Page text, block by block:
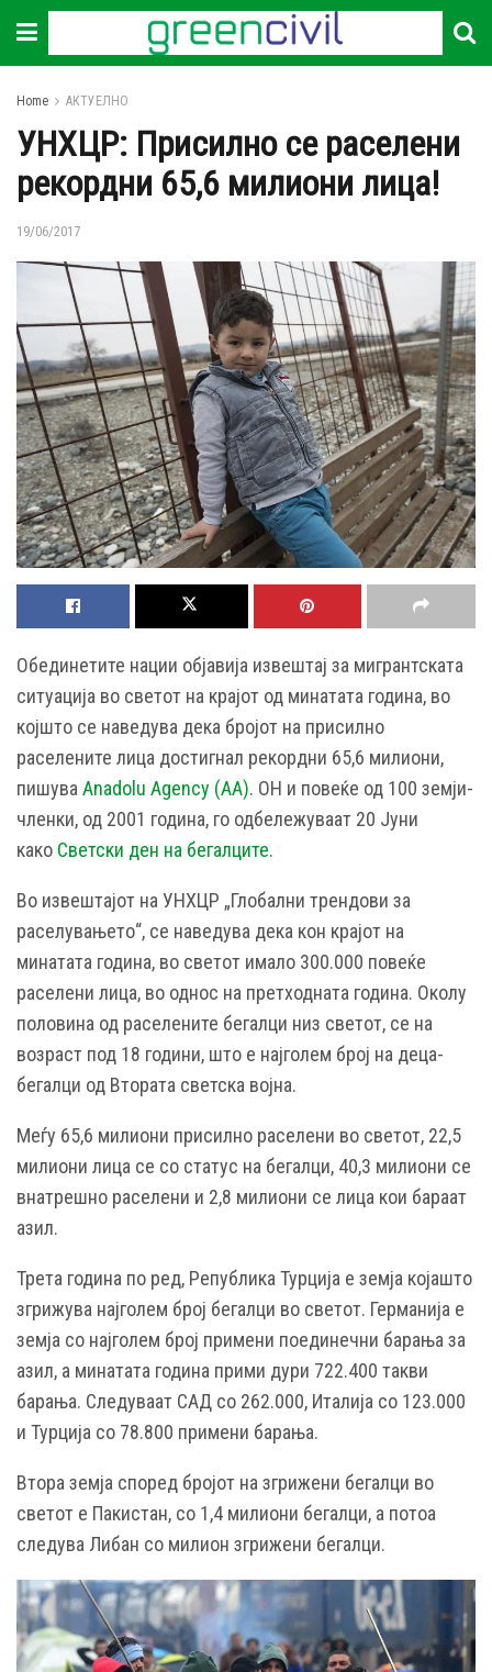
Home АКТУЕЛНО
УНХЦР: Присилно се раселени
рекордни 65,6 милиони лица!
19/06/2017
Обединетите нации објавија извештај за мигрантската
ситуација во светот на крајот од минатата година, во
којшто се наведува дека бројот на присилно
раселените лица достигнал рекордни 65,6 милиони,
пишува Anadolu Agency (AA). ОН и повеќе од 100 земји-
членки, од 2001 година, го одбележуваат 20 Јуни
како Светски ден на бегалците.
Во извештајот на УНХЦР „Глобални трендови за
раселувањето“, се наведува дека кон крајот на
минатата година, во светот имало 300.000 повеќе
раселени лица, во однос на претходната година. Околу
половина од раселените бегалци низ светот, се на
возраст под 18 години, што е најголем број на деца-
бегалци од Втората светска војна.
Меѓу 65,6 милиони присилно раселени во светот, 22,5
милиони лица се со статус на бегалци, 40,3 милиони се
внатрешно раселени и 2,8 милиони се лица кои бараат
азил.
Трета година по ред, Република Турција е земја којашто
згрижува најголем број бегалци во светот. Германија е
земја со најголем број примени поединечни барања за
азил, а минатата година прими дури 722.400 такви
барања. Следуваат САД со 262.000, Италија со 123.000
и Турција со 78.800 примени барања.
Втора земја според бројот на згрижени бегалци во
светот е Пакистан, со 1,4 милиони бегалци, а потоа
следува Либан со милион згрижени бегалци.